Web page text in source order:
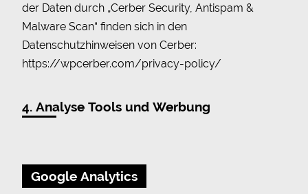
der Daten durch „Cerber Security, Antispam &
Malware Scan“ finden sich in den
Datenschutzhinweisen von Cerber:
https://wpcerber.com/privacy-policy/
4. Analyse Tools und Werbung
Google Analytics